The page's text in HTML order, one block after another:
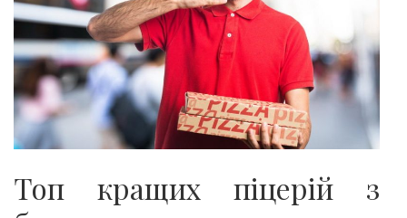
Топ кращих піцерій з